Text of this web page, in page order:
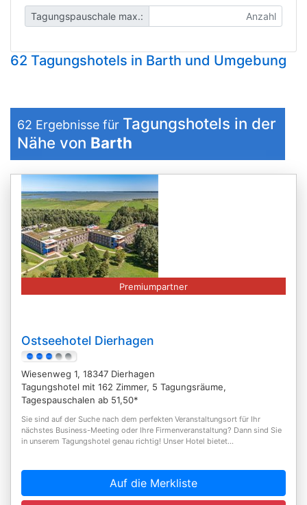
Tagungspauschale max.:
62 Tagungshotels in Barth und Umgebung
62 Ergebnisse für Tagungshotels in der
Nähe von Barth
Premiumpartner
Ostseehotel Dierhagen
Wiesenweg 1, 18347 Dierhagen
Tagungshotel mit 162 Zimmer, 5 Tagungsräume,
Tagespauschalen ab 51,50*
Sie sind auf der Suche nach dem perfekten Veranstaltungsort für Ihr
nächstes Business-Meeting oder Ihre Firmenveranstaltung? Dann sind Sie
in unserem Tagungshotel genau richtig! Unser Hotel bietet...
Auf die Merkliste